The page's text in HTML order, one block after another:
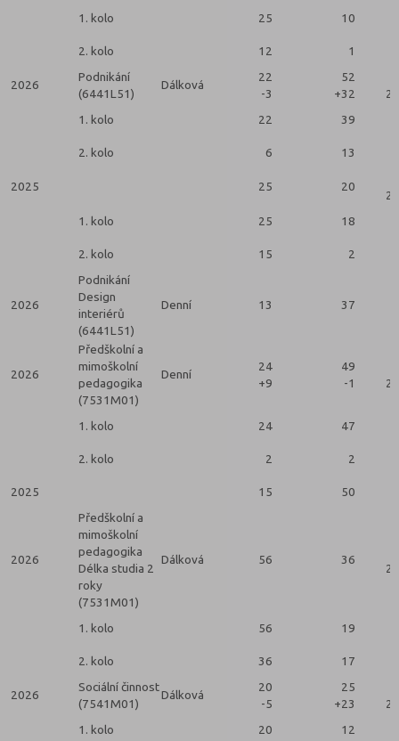
1. kolo
25 10
2. kolo 12 1
2026
Podnikání
(6441L51)
Dálková
22
-3
52
+32
2
1. kolo
22 39
2. kolo 6 13
2025 25 20
2
1. kolo
25 18
2. kolo 15 2
2026
Podnikání
Design
interiérů
(6441L51)
Denní 13 37
2026
Předškolní a
mimoškolní
pedagogika
(7531M01)
Denní
24
+9
49
-1
2
1. kolo 24 47
2. kolo 2 2
2025 15 50
2026
Předškolní a
mimoškolní
pedagogika
Délka studia 2
roky
(7531M01)
Dálková 56 36
2
1. kolo 56 19
2. kolo 36 17
2026
Sociální činnost
(7541M01)
Dálková
20
-5
25
+23
2
1. kolo
20 12